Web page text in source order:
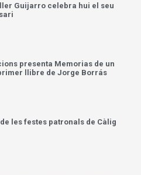
Guijarro celebra hui el seu
presenta Memorias de un
llibre de Jorge Borrás
les festes patronals de Càlig